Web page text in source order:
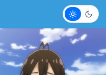
Claro